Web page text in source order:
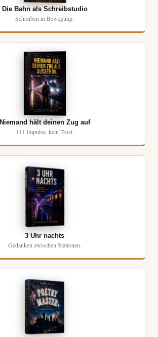
Die Bahn als Schreibstudio
Schreiben in Bewegung.
Niemand hält deinen Zug auf
111 Impulse, kein Trost.
3 Uhr nachts
Gedanken zwischen Stationen.